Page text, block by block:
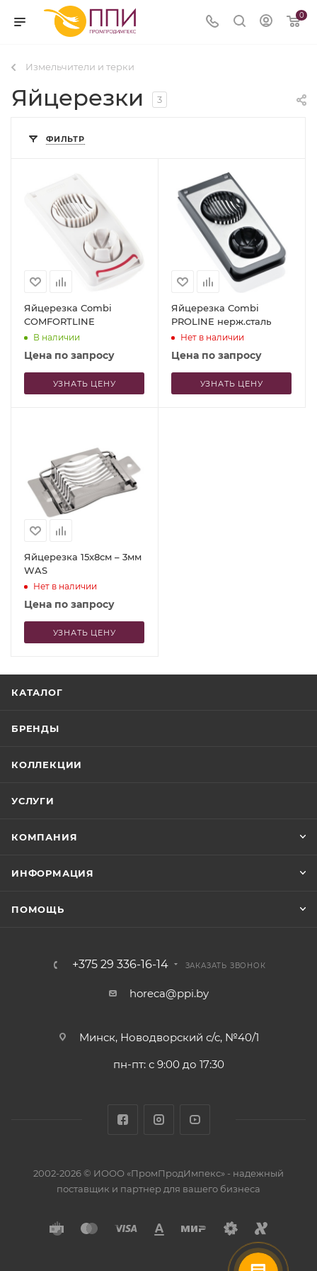
0
Измельчители и терки
Яйцерезки 3
ФИЛЬТР
Яйцерезка Combi
COMFORTLINE
В наличии
Цена по запросу
УЗНАТЬ ЦЕНУ
Яйцерезка Combi
PROLINE нерж.сталь
Нет в наличии
Цена по запросу
УЗНАТЬ ЦЕНУ
Яйцерезка 15x8см – 3мм
WAS
Нет в наличии
Цена по запросу
УЗНАТЬ ЦЕНУ
КАТАЛОГ
БРЕНДЫ
КОЛЛЕКЦИИ
УСЛУГИ
КОМПАНИЯ
ИНФОРМАЦИЯ
ПОМОЩЬ
+375 29 336-16-14 ЗАКАЗАТЬ ЗВОНОК
horeca@ppi.by
Минск, Новодворский с/с, №40/1
пн-пт: с 9:00 до 17:30
2002-2026 © ИООО «ПромПродИмпекс» - надежный
поставщик и партнер для вашего бизнеса